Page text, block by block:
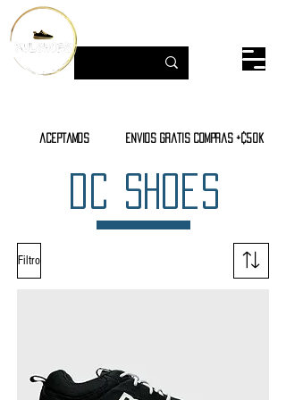
aceptamos envios gratis compras +¢50K
dc shoes
Filtro